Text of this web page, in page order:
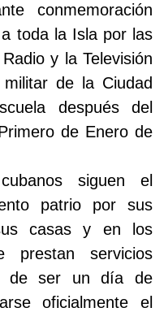
conmemoración
toda la Isla por las
y la Televisión
de la Ciudad
después del
de Enero de
siguen el
patrio por sus
casas y en los
prestan servicios
de ser un día de
oficialmente el